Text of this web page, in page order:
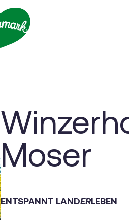
Moser
ENTSPANNT LANDERLEBEN